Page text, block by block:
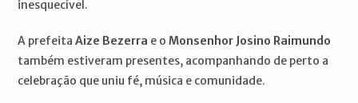
inesquecível.
A prefeitaAize Bezerra e oMonsenhor Josino Raimundo
também estiveram presentes, acompanhando de perto a
celebração que uniu fé, música e comunidade.